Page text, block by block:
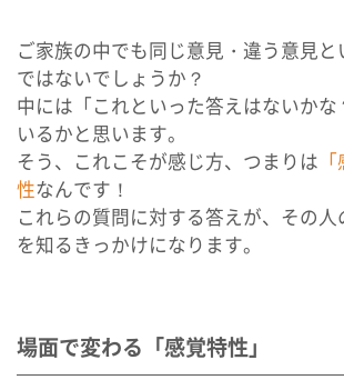
ご家族の中でも同じ意見・違う意見と
ではないでしょうか？
中には「これといった答えはないかな
いるかと思います。
そう、これこそが感じ方、つまりは
性なんです！
これらの質問に対する答えが、その人
を知るきっかけになります。
場面で変わる「感覚特性」